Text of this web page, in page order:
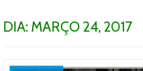
DIA: MARÇO 24, 2017